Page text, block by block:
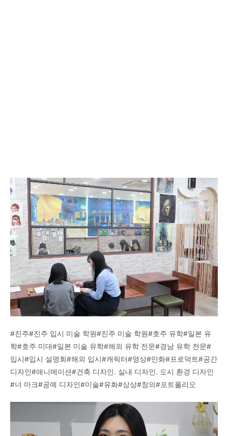
#진주#진주 입시 미술 학원#진주 미술 학원#호주 유학#일본 유
학#호주 미대#일본 미술 유학#해외 유학 전문#경남 유학 전문#
입시#입시 설명회#해외 입시#캐릭터#영상#만화#프로덕트#공간
디자인#애니메이션#건축 디자인. 실내 디자인. 도시 환경 디자인
#너 마크#공예 디자인#미술#유화#상상#창의#포트폴리오